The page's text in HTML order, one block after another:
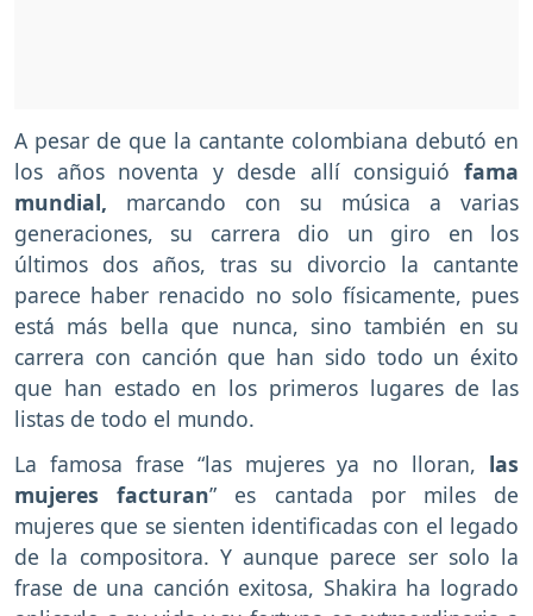
A pesar de que la cantante colombiana debutó en
los años noventa y desde allí consiguió fama
mundial, marcando con su música a varias
generaciones, su carrera dio un giro en los
últimos dos años, tras su divorcio la cantante
parece haber renacido no solo físicamente, pues
está más bella que nunca, sino también en su
carrera con canción que han sido todo un éxito
que han estado en los primeros lugares de las
listas de todo el mundo.
La famosa frase “las mujeres ya no lloran, las
mujeres facturan” es cantada por miles de
mujeres que se sienten identificadas con el legado
de la compositora. Y aunque parece ser solo la
frase de una canción exitosa, Shakira ha logrado